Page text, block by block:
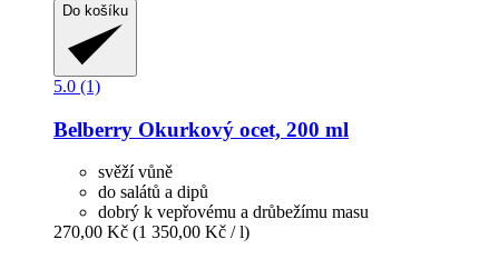
Do košíku
5.0 (1)
Belberry Okurkový ocet, 200 ml
svěží vůně
do salátů a dipů
dobrý k vepřovému a drůbežímu masu
270,00 Kč (1 350,00 Kč / l)